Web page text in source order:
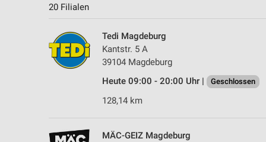
20 Filialen
Tedi Magdeburg
Kantstr. 5 A
39104 Magdeburg
Heute 09:00 - 20:00 Uhr |
Geschlossen
128,14 km
MÄC-GEIZ Magdeburg